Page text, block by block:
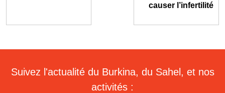
causer l’infertilité
Suivez l'actualité du Burkina, du Sahel, et nos
activités :